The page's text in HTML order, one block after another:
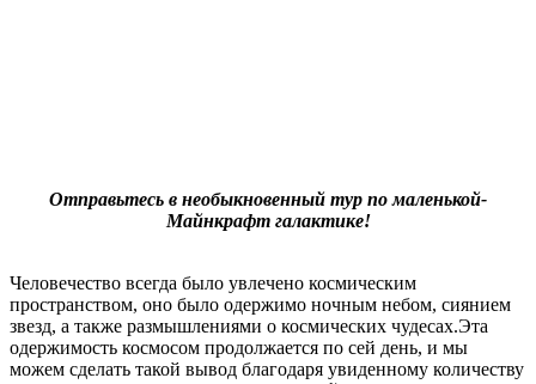
Отправьтесь в необыкновенный тур по маленькой-
Майнкрафт галактике!
Человечество всегда было увлечено космическим
пространством, оно было одержимо ночным небом, сиянием
звезд, а также размышлениями о космических чудесах.Эта
одержимость космосом продолжается по сей день, и мы
можем сделать такой вывод благодаря увиденному количеству